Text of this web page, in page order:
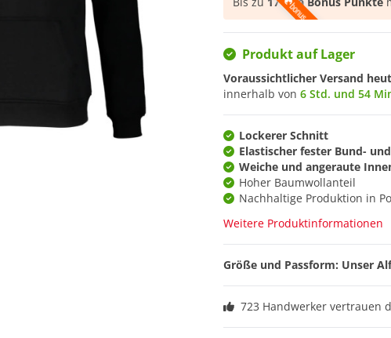
Produkt auf Lager
Voraussichtlicher Versand
innerhalb von 6 Std. und 54
Lockerer Schnitt
Elastischer fester Bund-
Weiche und angeraute
Hoher Baumwollanteil
Nachhaltige Produktion in
Weitere Produktinformationen
Größe und Passform: Unser
723 Handwerker vertrauen